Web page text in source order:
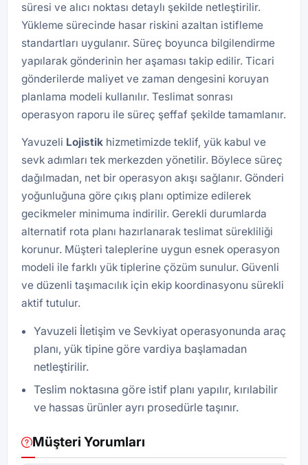
süresi ve alıcı noktası detaylı şekilde netleştirilir.
Yükleme sürecinde hasar riskini azaltan istifleme
standartları uygulanır. Süreç boyunca bilgilendirme
yapılarak gönderinin her aşaması takip edilir. Ticari
gönderilerde maliyet ve zaman dengesini koruyan
planlama modeli kullanılır. Teslimat sonrası
operasyon raporu ile süreç şeffaf şekilde tamamlanır.
Yavuzeli Lojistik hizmetimizde teklif, yük kabul ve
sevk adımları tek merkezden yönetilir. Böylece süreç
dağılmadan, net bir operasyon akışı sağlanır. Gönderi
yoğunluğuna göre çıkış planı optimize edilerek
gecikmeler minimuma indirilir. Gerekli durumlarda
alternatif rota planı hazırlanarak teslimat sürekliliği
korunur. Müşteri taleplerine uygun esnek operasyon
modeli ile farklı yük tiplerine çözüm sunulur. Güvenli
ve düzenli taşımacılık için ekip koordinasyonu sürekli
aktif tutulur.
Yavuzeli İletişim ve Sevkiyat operasyonunda araç
planı, yük tipine göre vardiya başlamadan
netleştirilir.
Teslim noktasına göre istif planı yapılır, kırılabilir
ve hassas ürünler ayrı prosedürle taşınır.
Müşteri Yorumları